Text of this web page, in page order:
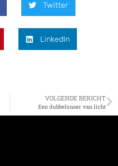
Twitter
LinkedIn
VOLGENDE BERICHT
Een dubbelsnoer van licht